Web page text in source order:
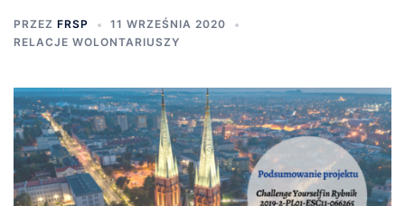
PRZEZ FRSP
11 WRZEŚNIA 2020
RELACJE WOLONTARIUSZY